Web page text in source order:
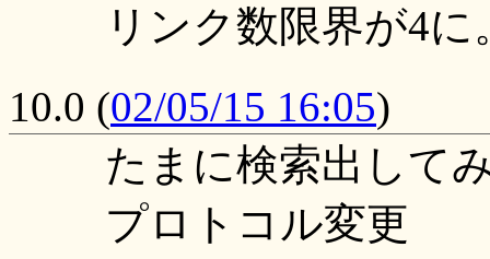
リンク数限界が4に
10.0 (02/05/15 16:05)
たまに検索出して
プロトコル変更